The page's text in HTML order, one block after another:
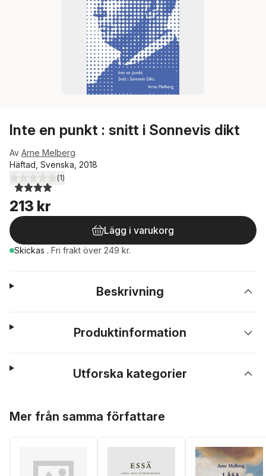
Inte en punkt : snitt i Sonnevis dikt
Av Arne Melberg
Häftad, Svenska, 2018
4,0utav 5 stjärnor. Totalt antal röster:
(1)
213 kr
Lägg i varukorg
Skickas . Fri frakt över 249 kr.
Beskrivning
Produktinformation
Utforska kategorier
Mer från samma författare